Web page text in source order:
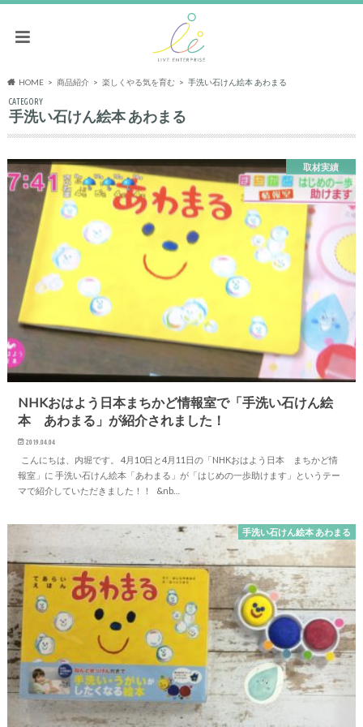
HOME 商品紹介 楽しくやる気を育む 手洗い石けん絵本 あわまる
CATEGORY
手洗い石けん絵本 あわまる
取材実績
NHKおはよう日本まちかど情報室で「手洗い石けん絵
本 あわまる」が紹介されました！
2019.04.04
こんにちは、内堀です。 4月10日と4月11日の「NHKおはよう日本 まちかど情
報室」に 手洗い石けん絵本「あわまる」が「はじめの一歩助けます」というテー
マで紹介していただきました！！ &nb…
手洗い石けん絵本 あわまる